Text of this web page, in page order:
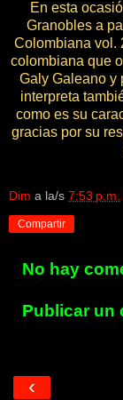
En esta
Granobles a
Colombiana vol.
colombiana que
Galy Galeano y
interpreta
como es su
gracias por su
Dim a la/s 7:53 p.m.
Compartir
No hay
Publicar un
‹